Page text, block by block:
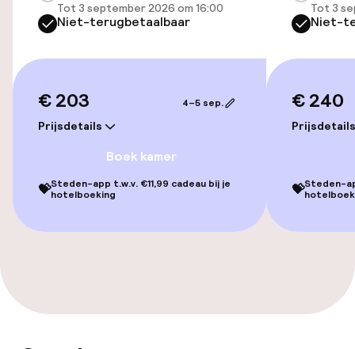
Toegankelijkheid
Overal rolstoeltoegankelijk
Lift
Aansluitende kamers beschikbaar
Hot tub
Tot 3 september 2026 om 16:00
Niet-terugbetaalbaar
€ 203
Prijsdetails
4–5 sep.
Boek kamer
💝Steden-app t.w.v. €11,99 cadeau bij je
hotelboeking
Tot 3
Niet-
€ 240
Prijsdetails
💝Steden-